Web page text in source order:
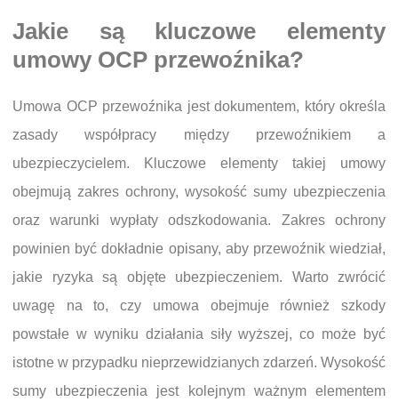
Jakie są kluczowe elementy
umowy OCP przewoźnika?
Umowa OCP przewoźnika jest dokumentem, który określa
zasady współpracy między przewoźnikiem a
ubezpieczycielem. Kluczowe elementy takiej umowy
obejmują zakres ochrony, wysokość sumy ubezpieczenia
oraz warunki wypłaty odszkodowania. Zakres ochrony
powinien być dokładnie opisany, aby przewoźnik wiedział,
jakie ryzyka są objęte ubezpieczeniem. Warto zwrócić
uwagę na to, czy umowa obejmuje również szkody
powstałe w wyniku działania siły wyższej, co może być
istotne w przypadku nieprzewidzianych zdarzeń. Wysokość
sumy ubezpieczenia jest kolejnym ważnym elementem